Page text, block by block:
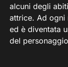
alcuni degli
attrice. Ad ogni
ed è diventata
del